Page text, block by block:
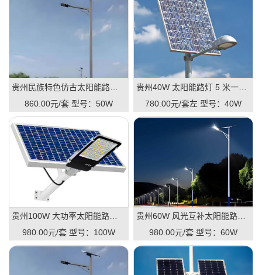
860.00元/套 型号：50W
780.00元/套左 型号：40W
980.00元/套 型号：100W
980.00元/套 型号：60W